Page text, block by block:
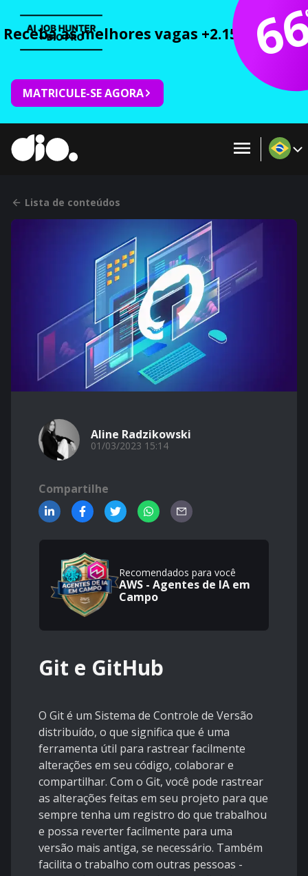
Receba as melhores vagas +2.150 cursos
MATRICULE-SE AGORA
Lista de conteúdos
Aline Radzikowski
01/03/2023 15:14
Compartilhe
Recomendados para você
AWS - Agentes de IA em
Campo
Git e GitHub
O Git é um Sistema de Controle de Versão
distribuído, o que significa que é uma
ferramenta útil para rastrear facilmente
alterações em seu código, colaborar e
compartilhar. Com o Git, você pode rastrear
as alterações feitas em seu projeto para que
sempre tenha um registro do que trabalhou
e possa reverter facilmente para uma
versão mais antiga, se necessário. Também
facilita o trabalho com outras pessoas -